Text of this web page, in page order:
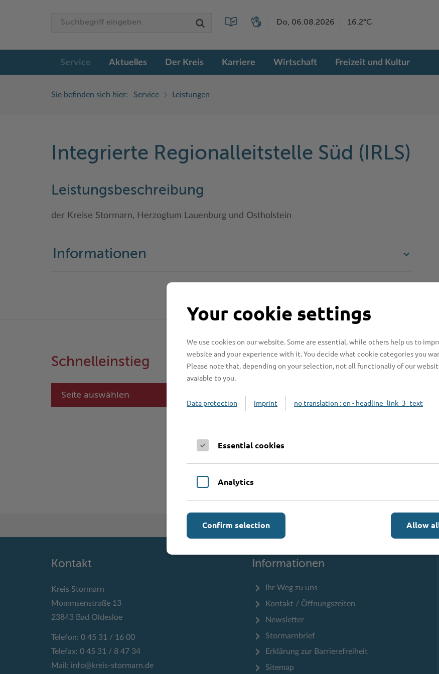
Do, 06.08.2026 16.2°C
Service Aktuelles Der Kreis Karriere Wirtschaft Freizeit und Kultur
Sie befinden sich hier: Service Leistungen
Integrierte Regionalleitstelle Süd (IRLS)
Leistungsbeschreibung
der Kreise Stormarn, Herzogtum Lauenburg und Ostholstein
Informationen
Schnelleinstieg
Seite auswählen
Online-Services
Kontakt
Kreis Stormarn
Mommsenstraße 13
23843 Bad Oldesloe
Telefon: 0 45 31 / 16 00
Telefax: 0 45 31 / 8 47 34
Mail: info@kreis-stormarn.de
Informationen
Ihr Weg zu uns
Kontakt / Öffnungszeiten
Newsletter
Stormarnbrief
Erklärung zur Barrierefreiheit
Sitemap
Your cookie settings
We use cookies on our website. Some are essential, while others help us to
website and your experience with it. You decide what cookie categories you
Please note that, depending on your selection, not all functionaliy of our
avaiable to you.
Data protection Imprint no translation : en - headline_link_3_text
Essential cookies
Analytics
Allow
Confirm selection